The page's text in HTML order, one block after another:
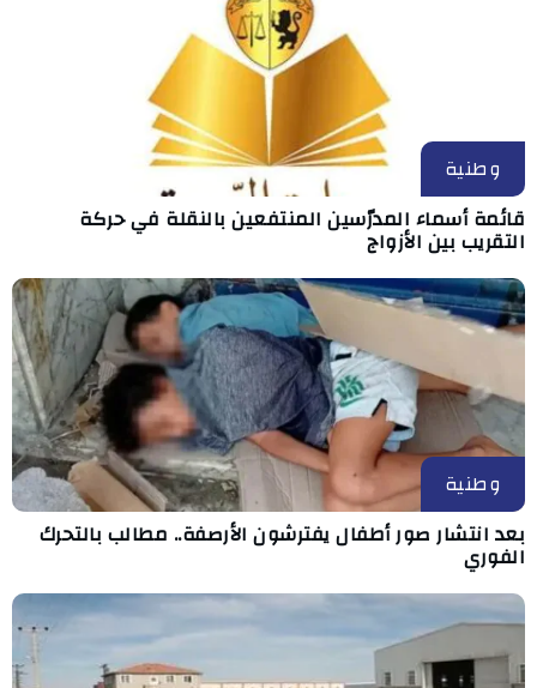
وطنية
قائمة أسماء المدرّسين المنتفعين بالنقلة في حركة
التقريب بين الأزواج
وطنية
بعد انتشار صور أطفال يفترشون الأرصفة.. مطالب بالتحرك
الفوري